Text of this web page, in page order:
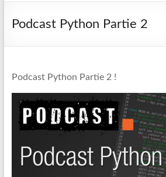
de
Podcast Python Partie 2
Podcast Python Partie 2 !